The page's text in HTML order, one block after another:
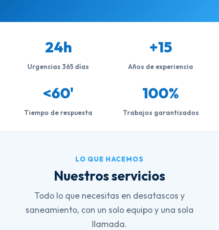
24h
Urgencias 365 días
+15
Años de experiencia
<60'
Tiempo de respuesta
100%
Trabajos garantizados
LO QUE HACEMOS
Nuestros servicios
Todo lo que necesitas en desatascos y
saneamiento, con un solo equipo y una sola
llamada.